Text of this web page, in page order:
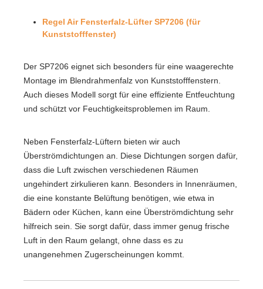
Regel Air Fensterfalz-Lüfter SP7206 (für
Kunststofffenster)
Der SP7206 eignet sich besonders für eine waagerechte
Montage im Blendrahmenfalz von Kunststofffenstern.
Auch dieses Modell sorgt für eine effiziente Entfeuchtung
und schützt vor Feuchtigkeitsproblemen im Raum.
Neben Fensterfalz-Lüftern bieten wir auch
Überströmdichtungen an. Diese Dichtungen sorgen dafür,
dass die Luft zwischen verschiedenen Räumen
ungehindert zirkulieren kann. Besonders in Innenräumen,
die eine konstante Belüftung benötigen, wie etwa in
Bädern oder Küchen, kann eine Überströmdichtung sehr
hilfreich sein. Sie sorgt dafür, dass immer genug frische
Luft in den Raum gelangt, ohne dass es zu
unangenehmen Zugerscheinungen kommt.